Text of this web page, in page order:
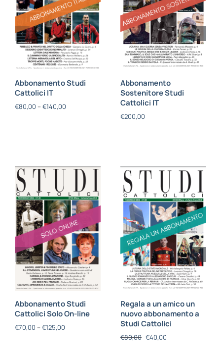
Abbonamento Studi
Cattolici IT
€80,00 – €140,00
Abbonamento
Sostenitore Studi
Cattolici IT
€200,00
Abbonamento Studi
Cattolici Solo On-line
€70,00 – €125,00
Regala a un amico un
nuovo abbonamento a
Studi Cattolici
€80,00 €40,00